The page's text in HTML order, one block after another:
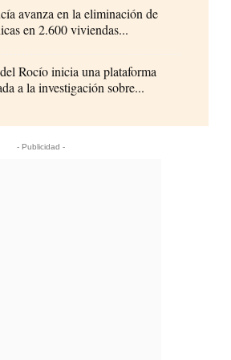
avanza en la eliminación de
en 2.600 viviendas...
Rocío inicia una plataforma
a la investigación sobre...
- Publicidad -